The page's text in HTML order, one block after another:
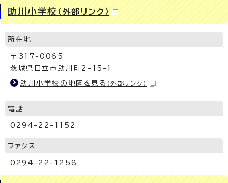
助川小学校 （外部リンク）
所在地
〒317-0065
茨城県日立市助川町2-15-1
助川小学校の地図を見る （外部リンク）
電話
0294-22-1152
ファクス
0294-22-1258